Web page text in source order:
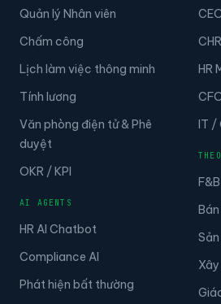
Quản lý Nhân viên
Chấm công
Lịch làm việc thông minh
Tính lương
Văn phòng điện tử & Phê
duyệt
OKR / KPI
AI AGENTS
HR AI Chatbot
Compliance AI
Phát hiện bất thường
HR
IT /